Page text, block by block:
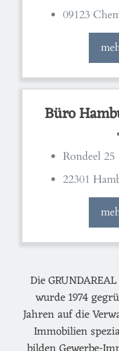
09123
Büro
Rondeel 25
22301
Die
wurde 1974
Jahren auf die
Immobilien